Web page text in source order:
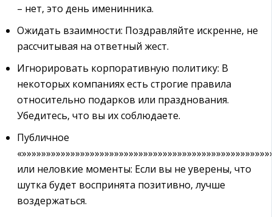
– нет‚ это день именинника.
Ожидать взаимности: Поздравляйте искренне‚ не
рассчитывая на ответный жест.
Игнорировать корпоративную политику: В
некоторых компаниях есть строгие правила
относительно подарков или празднования.
Убедитесь‚ что вы их соблюдаете.
Публичное
или неловкие моменты: Если вы не уверены‚ что
шутка будет воспринята позитивно‚ лучше
воздержаться.